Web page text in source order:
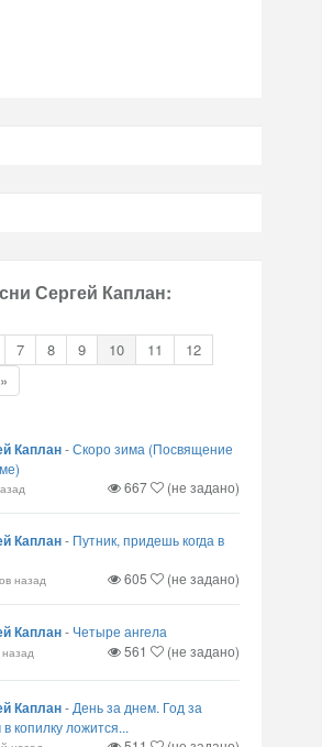
Сергей Каплан:
7 8 9 10 11
12
»
Каплан-Скоро зима (Посвящение
667 (не задано)
Каплан- Путник, придешь когда в
назад 605 (не задано)
Каплан- Четыре ангела
561 (не задано)
Каплан- День за днем. Год за
в копилку ложится...